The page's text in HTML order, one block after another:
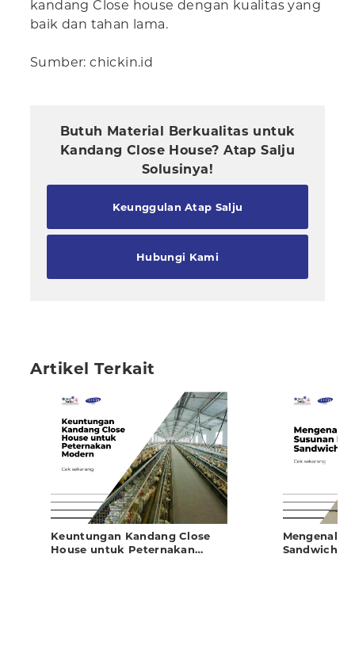
kandang Close house dengan kualitas yang
baik dan tahan lama.
Sumber: chickin.id
Butuh Material Berkualitas untuk
Kandang Close House? Atap Salju
Solusinya!
Keunggulan Atap Salju
Hubungi Kami
Artikel Terkait
Keuntungan Kandang Close
House untuk Peternakan
Mengenal
Sandwich